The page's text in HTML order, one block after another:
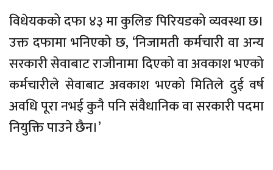
विधेयकको दफा ४३ मा कुलिङ पिरियडको व्यवस्था छ।
उक्त दफामा भनिएको छ, ‘निजामती कर्मचारी वा अन्य
सरकारी सेवाबाट राजीनामा दिएको वा अवकाश भएको
कर्मचारीले सेवाबाट अवकाश भएको मितिले दुई वर्ष
अवधि पूरा नभई कुनै पनि संवैधानिक वा सरकारी पदमा
नियुक्ति पाउने छैन।’